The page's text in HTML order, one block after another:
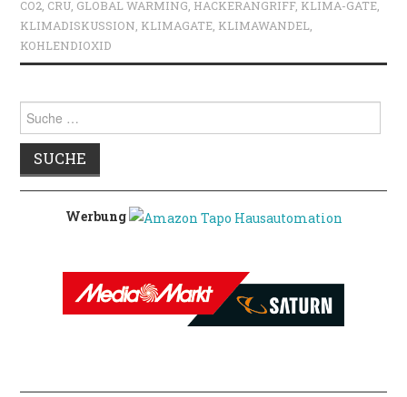
CO2 CRU GLOBAL WARMING HACKERANGRIFF, KLIMA-GATE
KLIMADISKUSSION KLIMAGATE KLIMAWANDEL
KOHLENDIOXID
nach:
Werbung